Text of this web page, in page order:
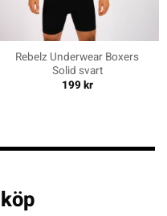
Rebelz Underwear Boxers
Solid svart
199kr